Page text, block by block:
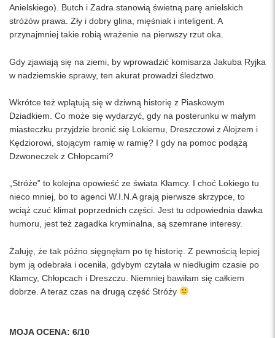
Anielskiego). Butch i Zadra stanowią świetną parę anielskich
stróżów prawa. Zły i dobry glina, mięśniak i inteligent. A
przynajmniej takie robią wrażenie na pierwszy rzut oka.
Gdy zjawiają się na ziemi, by wprowadzić komisarza Jakuba Ryjka
w nadziemskie sprawy, ten akurat prowadzi śledztwo.
Wkrótce też wplątują się w dziwną historię z Piaskowym
Dziadkiem. Co może się wydarzyć, gdy na posterunku w małym
miasteczku przyjdzie bronić się Lokiemu, Dreszczowi z Alojzem i
Kędziorowi, stojącym ramię w ramię? I gdy na pomoc podążą
Dzwoneczek z Chłopcami?
„Stróże” to kolejna opowieść ze świata Kłamcy. I choć Lokiego tu
nieco mniej, bo to agenci W.I.N.A grają pierwsze skrzypce, to
wciąż czuć klimat poprzednich części. Jest tu odpowiednia dawka
humoru, jest też zagadka kryminalna, są szemrane interesy.
Żałuję, że tak późno sięgnęłam po tę historię. Z pewnością lepiej
bym ją odebrała i oceniła, gdybym czytała w niedługim czasie po
Kłamcy, Chłopcach i Dreszczu. Niemniej bawiłam się całkiem
dobrze. A teraz czas na drugą część Stróży
MOJA OCENA: 6/10